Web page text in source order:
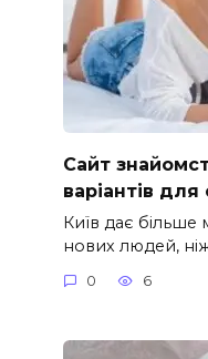
Сайт
варіантів для
Київ дає більше
нових людей,
0 6